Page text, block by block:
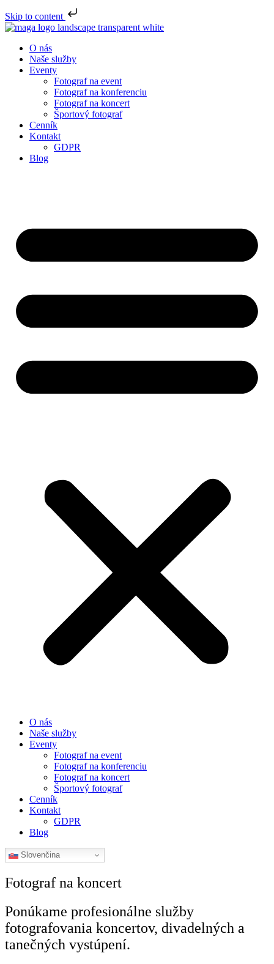
Skip to content
O nás
Naše služby
Eventy
Fotograf na event
Fotograf na konferenciu
Fotograf na koncert
Športový fotograf
Cenník
Kontakt
GDPR
Blog
O nás
Naše služby
Eventy
Fotograf na event
Fotograf na konferenciu
Fotograf na koncert
Športový fotograf
Cenník
Kontakt
GDPR
Blog
Slovenčina
Fotograf na koncert
Ponúkame profesionálne služby
fotografovania koncertov, divadelných a
tanečných vystúpení.